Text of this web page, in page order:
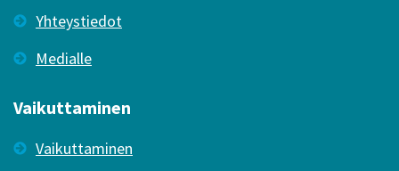
Yhteystiedot
Medialle
Vaikuttaminen
Vaikuttaminen